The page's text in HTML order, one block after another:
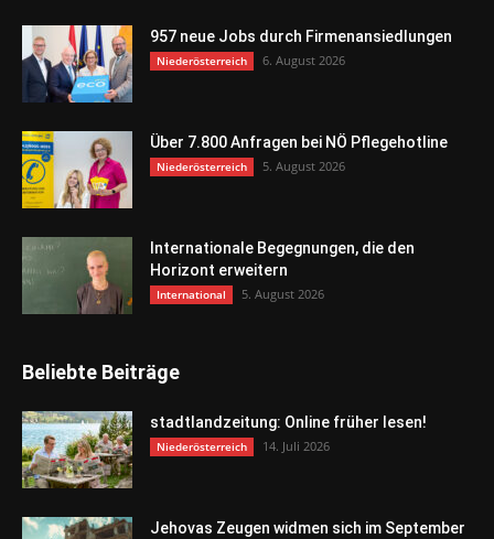
957 neue Jobs durch Firmenansiedlungen
Niederösterreich 6. August 2026
Über 7.800 Anfragen bei NÖ Pflegehotline
Niederösterreich 5. August 2026
Internationale Begegnungen, die den
Horizont erweitern
International 5. August 2026
Beliebte Beiträge
stadtlandzeitung: Online früher lesen!
Niederösterreich 14. Juli 2026
Jehovas Zeugen widmen sich im September